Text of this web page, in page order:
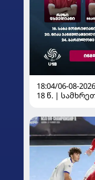
18:04/06-08-2026
18 წ. |